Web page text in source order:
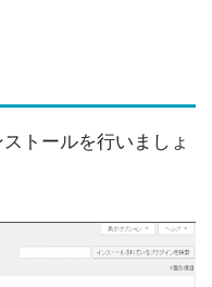
トールを行いましょ